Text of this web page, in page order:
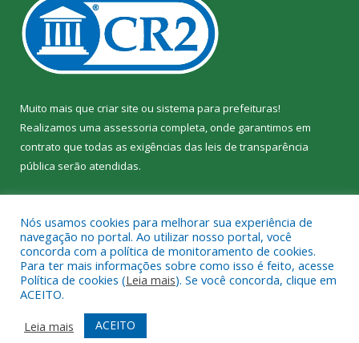
Muito mais que criar site ou sistema para prefeituras!
Realizamos uma assessoria completa, onde garantimos em
contrato que todas as exigências das leis de transparência
pública serão atendidas.
Todos os direitos reservados a Câmara Municipal de Jacundá.
Mapa do Site
Acessar Área Administrativa
Acessar Webmail
Nós usamos cookies para melhorar sua experiência de
navegação no portal. Ao utilizar nosso portal, você
concorda com a política de monitoramento de cookies.
Para ter mais informações sobre como isso é feito, acesse
Política de cookies (Leia mais). Se você concorda, clique em
ACEITO.
Leia mais
ACEITO